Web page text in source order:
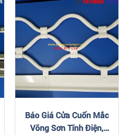
Báo Giá Cửa Cuốn Mắc
Võng Sơn Tĩnh Điện,